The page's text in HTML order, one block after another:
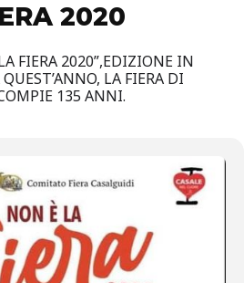
2020
FIERA 2020”,EDIZIONE IN
LA FIERA DI
135 ANNI.